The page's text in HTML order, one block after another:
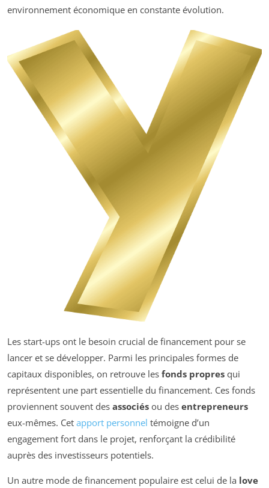
environnement économique en constante évolution.
Les start-ups ont le besoin crucial de financement pour se
lancer et se développer. Parmi les principales formes de
capitaux disponibles, on retrouve les fonds propres qui
représentent une part essentielle du financement. Ces fonds
proviennent souvent des associés ou des entrepreneurs
eux-mêmes. Cet apport personnel témoigne d’un
engagement fort dans le projet, renforçant la crédibilité
auprès des investisseurs potentiels.
Un autre mode de financement populaire est celui de la love